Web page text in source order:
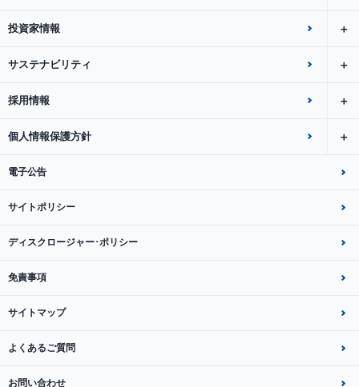
投資家情報
サステナビリティ
採用情報
個人情報保護方針
電子公告
サイトポリシー
ディスクロージャー･ポリシー
免責事項
サイトマップ
よくあるご質問
お問い合わせ